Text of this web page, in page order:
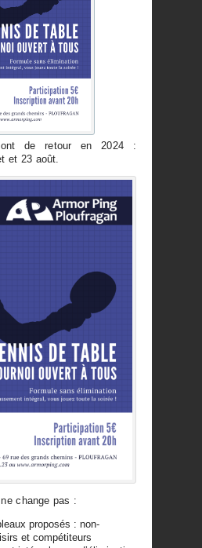
de retour en 2024 :
et 23 août.
ne change pas :
proposés : non-
et compétiteurs